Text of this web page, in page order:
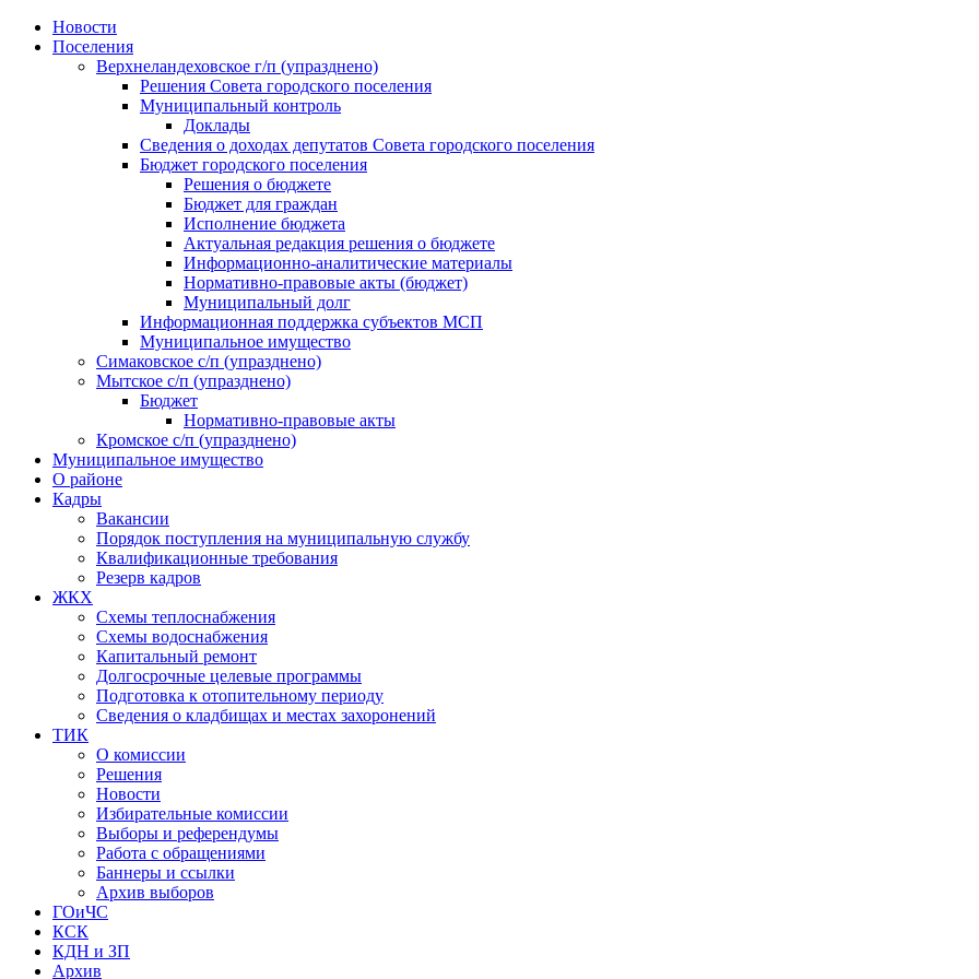
Skip
Новости
Поселения
Верхнеландеховское г/п (упразднено)
Решения Совета городского поселения
Муниципальный контроль
Доклады
Сведения о доходах депутатов Совета городского поселения
Бюджет городского поселения
Решения о бюджете
Бюджет для граждан
Исполнение бюджета
Актуальная редакция решения о бюджете
Информационно-аналитические материалы
Нормативно-правовые акты (бюджет)
Муниципальный долг
Информационная поддержка субъектов МСП
Муниципальное имущество
Симаковское с/п (упразднено)
Мытское с/п (упразднено)
Бюджет
Нормативно-правовые акты
Кромское с/п (упразднено)
Муниципальное имущество
О районе
Кадры
Вакансии
Порядок поступления на муниципальную службу
Квалификационные требования
Резерв кадров
ЖКХ
Схемы теплоснабжения
Схемы водоснабжения
Капитальный ремонт
Долгосрочные целевые программы
Подготовка к отопительному периоду
Сведения о кладбищах и местах захоронений
ТИК
О комиссии
Решения
Новости
Избирательные комиссии
Выборы и референдумы
Работа с обращениями
Баннеры и ссылки
Архив выборов
ГОиЧС
КСК
КДН и ЗП
Архив